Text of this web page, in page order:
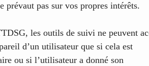
prévaut pas sur vos propres intérêts.
les outils de suivi ne peuvent
d’un utilisateur que si cela est
ou si l’utilisateur a donné son